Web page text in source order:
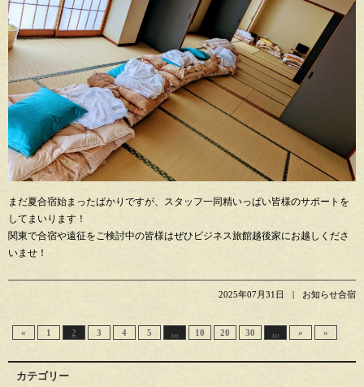
まだ夏合宿始まったばかりですが、スタッフ一同精いっぱい皆様のサポートを
してまいります！
関東で合宿や遠征をご検討中の皆様はぜひビジネス旅館越後家にお越しくださ
いませ！
2025年07月31日 お知らせ合宿
« 1 2 3 4 5 ... 10 20 30 ... » »
カテゴリー